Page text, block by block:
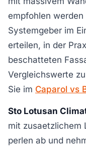
empfohlen werden
Systemgeber im
erteilen, in der
beschatteten
Vergleichswerte
Sie im Caparol vs
Sto Lotusan
mit zusaetzlichem
perlen ab und